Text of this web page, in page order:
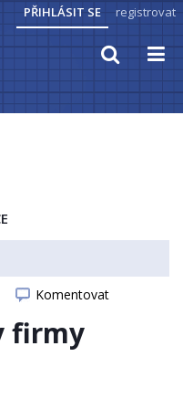
PŘIHLÁSIT SE registrovat
Komentovat
firmy